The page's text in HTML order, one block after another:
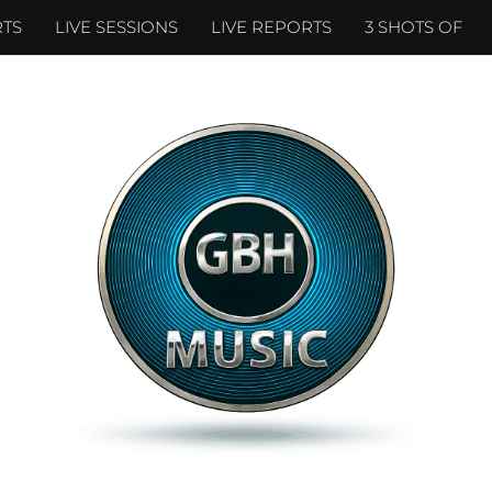
LIVE SESSIONS LIVE REPORTS 3 SHOTS OF